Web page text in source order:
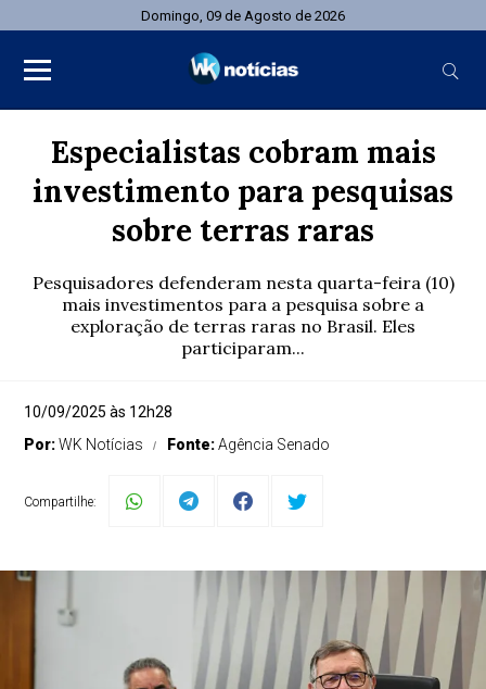
Domingo, 09 de Agosto de 2026
Especialistas cobram mais
investimento para pesquisas
sobre terras raras
Pesquisadores defenderam nesta quarta-feira (10)
mais investimentos para a pesquisa sobre a
exploração de terras raras no Brasil. Eles
participaram...
10/09/2025 às 12h28
Por:WK Notícias Fonte:Agência Senado
Compartilhe: